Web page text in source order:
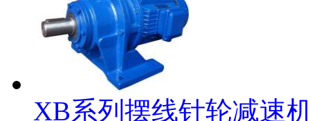
XB系列摆线针轮减速